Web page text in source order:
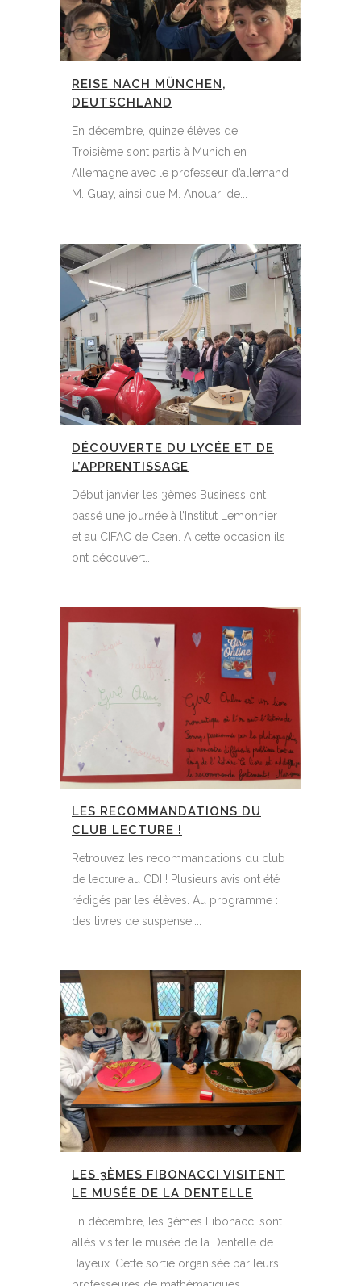
REISE NACH MÜNCHEN,
DEUTSCHLAND
En décembre, quinze élèves de
Troisième sont partis à Munich en
Allemagne avec le professeur d’allemand
M. Guay, ainsi que M. Anouari de...
DÉCOUVERTE DU LYCÉE ET DE
L’APPRENTISSAGE
Début janvier les 3èmes Business ont
passé une journée à l’Institut Lemonnier
et au CIFAC de Caen. A cette occasion ils
ont découvert...
LES RECOMMANDATIONS DU
CLUB LECTURE !
Retrouvez les recommandations du club
de lecture au CDI ! Plusieurs avis ont été
rédigés par les élèves. Au programme :
des livres de suspense,...
LES 3ÈMES FIBONACCI VISITENT
LE MUSÉE DE LA DENTELLE
En décembre, les 3èmes Fibonacci sont
allés visiter le musée de la Dentelle de
Bayeux. Cette sortie organisée par leurs